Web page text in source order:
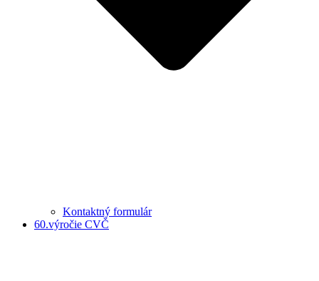
Kontaktný formulár
60.výročie CVČ